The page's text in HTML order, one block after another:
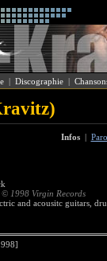
| Discographie |
Infos|
1998 Virgin Records
and acousitc guitars,